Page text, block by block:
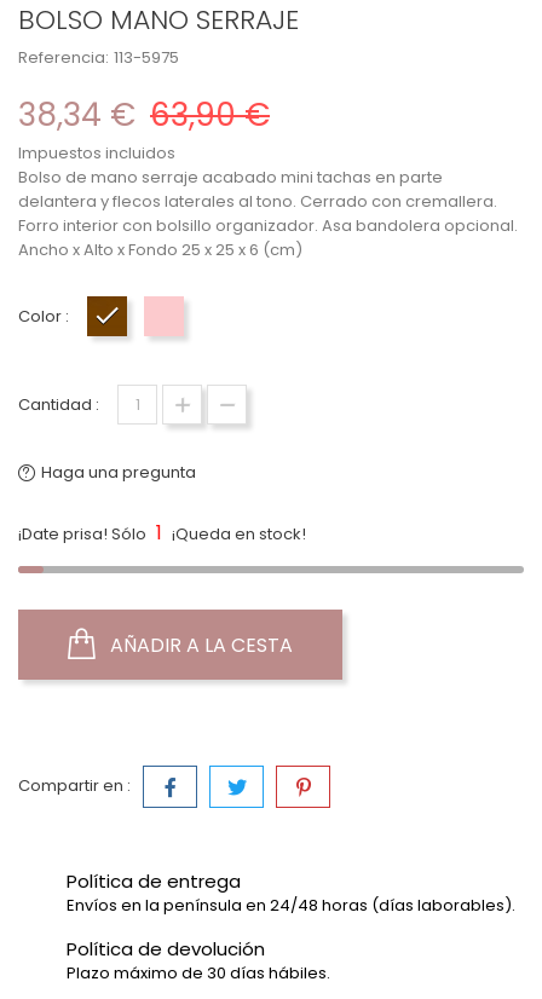
BOLSO MANO SERRAJE
Referencia: 113-5975
38,34 € 63,90 €
Impuestos incluidos
Bolso de mano serraje acabado mini tachas en parte
delantera y flecos laterales al tono. Cerrado con cremallera.
Forro interior con bolsillo organizador. Asa bandolera opcional.
Ancho x Alto x Fondo 25 x 25 x 6 (cm)
Color :
Cantidad :
Haga una pregunta
¡Date prisa! Sólo 1 ¡Queda en stock!
AÑADIR A LA CESTA
Compartir en :
Política de entrega
Envíos en la península en 24/48 horas (días laborables).
Política de devolución
Plazo máximo de 30 días hábiles.